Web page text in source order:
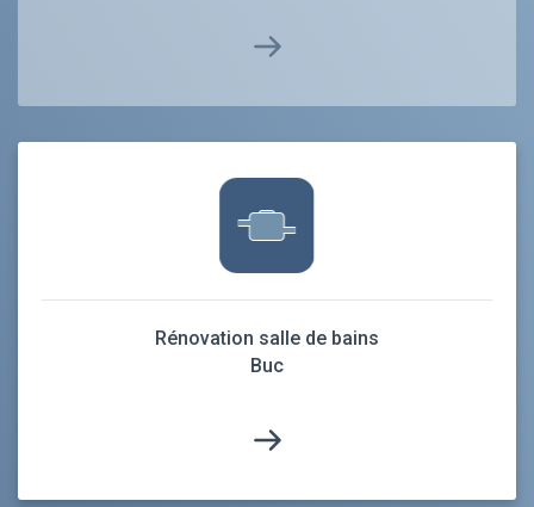
Rénovation salle de bains
Buc